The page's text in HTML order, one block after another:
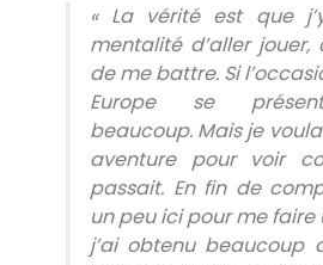
« La vérité est que
mentalité d’aller
de me battre. Si
Europe se
beaucoup. Mais je
aventure pour voir
passait. En fin de
un peu ici pour me
j’ai obtenu beaucoup